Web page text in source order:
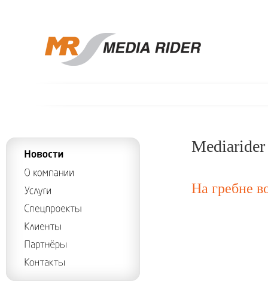
Mediarider
На гребне